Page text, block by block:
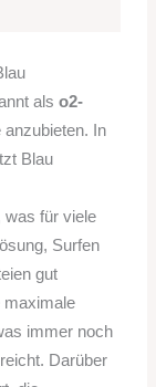
also2-
anzubieten. In
Blau
was für viele
Surfen
gut
maximale
immer noch
Darüber